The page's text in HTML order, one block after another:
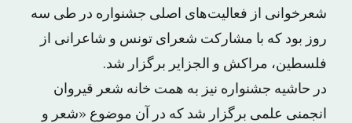
شعرخوانی از فعالیت‌های اصلی جشنواره در طی سه
روز بود که با مشارکت شعرای تونس و شاعرانی از
فلسطین، مراکش و الجزایر برگزار شد.
در حاشیه جشنواره نیز به همت خانه شعر قیروان
انجمنی علمی برگزار شد که در آن موضوع «شعر و